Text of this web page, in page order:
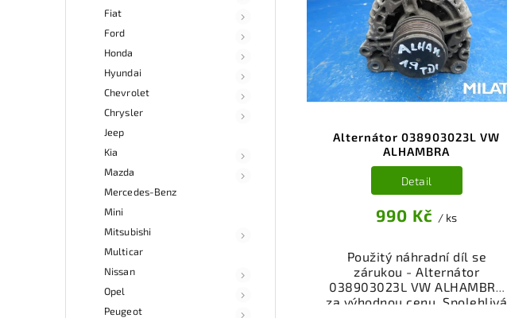
Fiat
Ford
Honda
Hyundai
Chevrolet
Chrysler
Jeep
Kia
Mazda
Mercedes-Benz
Mini
Mitsubishi
Multicar
Nissan
Opel
Peugeot
Alternátor 038903023L VW
ALHAMBRA
990 Kč / ks
Detail
Použitý náhradní díl se
zárukou - Alternátor
038903023L VW ALHAMBRA
za výhodnou cenu. Spolehlivá